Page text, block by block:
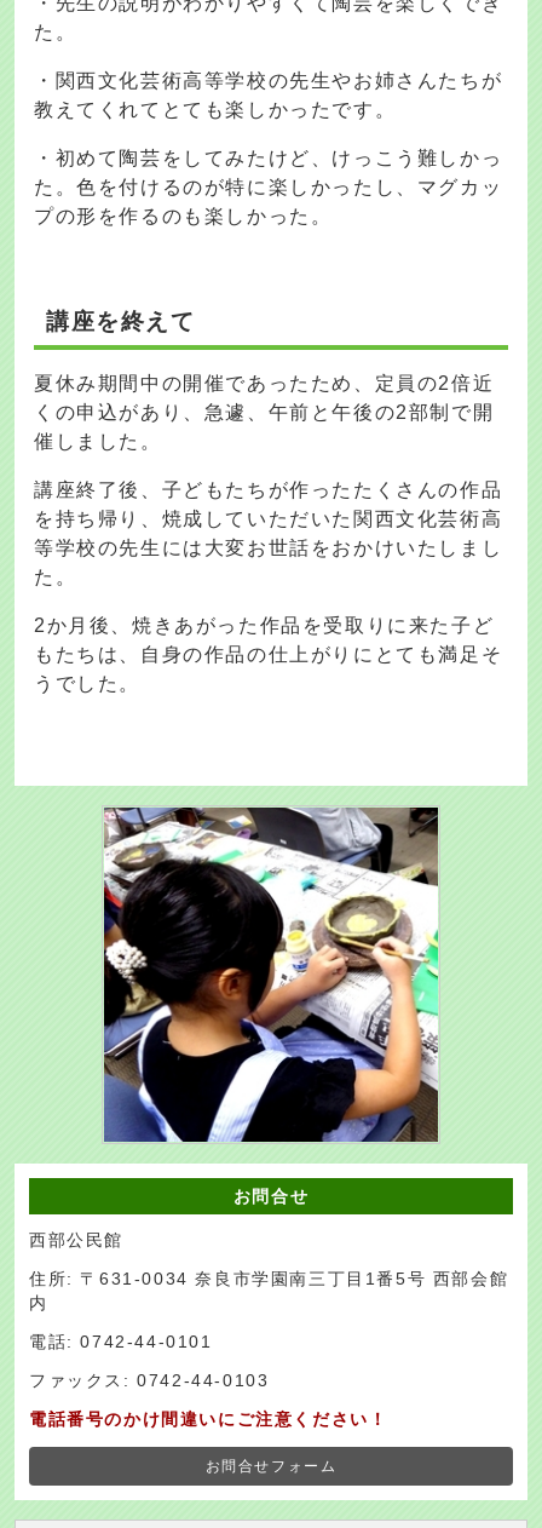
た。
・関西文化芸術高等学校の先生やお姉さんたちが
教えてくれてとても楽しかったです。
・初めて陶芸をしてみたけど、けっこう難しかっ
た。色を付けるのが特に楽しかったし、マグカッ
プの形を作るのも楽しかった。
講座を終えて
夏休み期間中の開催であったため、定員の2倍近
くの申込があり、急遽、午前と午後の2部制で開
催しました。
講座終了後、子どもたちが作ったたくさんの作品
を持ち帰り、焼成していただいた関西文化芸術高
等学校の先生には大変お世話をおかけいたしまし
た。
2か月後、焼きあがった作品を受取りに来た子ど
もたちは、自身の作品の仕上がりにとても満足そ
うでした。
お問合せ
西部公民館
住所: 〒631-0034 奈良市学園南三丁目1番5号 西部会館
内
電話: 0742-44-0101
ファックス: 0742-44-0103
電話番号のかけ間違いにご注意ください！
お問合せフォーム